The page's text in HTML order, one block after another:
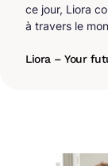
ce jour, Liora
à travers le
Liora – Your